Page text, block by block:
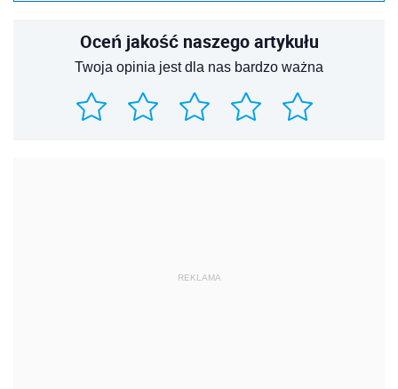
Oceń jakość naszego artykułu
Twoja opinia jest dla nas bardzo ważna
REKLAMA